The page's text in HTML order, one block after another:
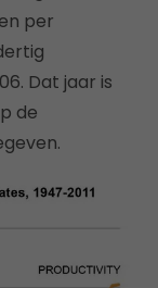
per
Dat jaar is
de